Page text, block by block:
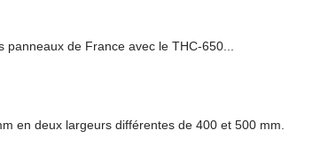
de France avec le THC-650...
en deux largeurs différentes de 400 et 500 mm.